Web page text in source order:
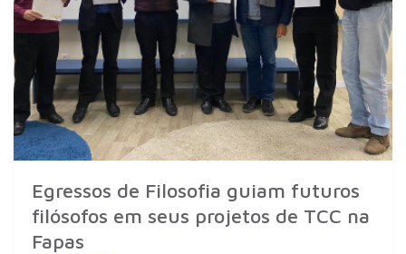
Egressos de Filosofia guiam futuros
filósofos em seus projetos de TCC na
Fapas